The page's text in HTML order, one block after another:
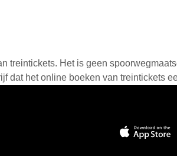
treintickets. Het is geen
dat het online boeken van treintickets